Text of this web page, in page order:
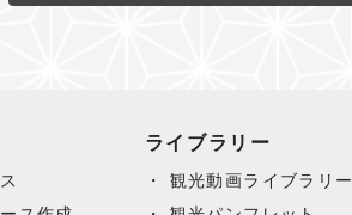
ライブラリー
観光動画ライブラリー